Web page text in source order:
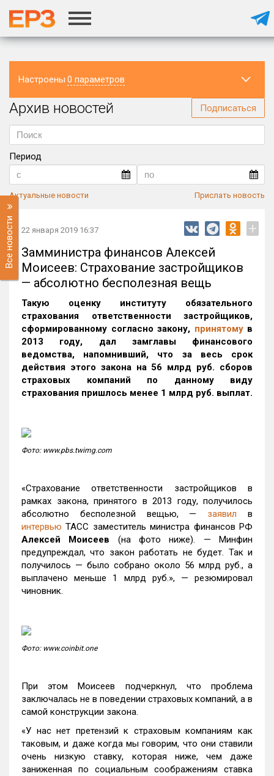
Настроены 0 параметров
Регион
Архив новостей Подписаться
Период
Актуальные новости Прислать новость
Все новости 22 января 2019 16:37 +
Замминистра финансов Алексей
Моисеев: Страхование застройщиков
— абсолютно бесполезная вещь
Такую оценку институту обязательного
страхования ответственности застройщиков,
сформированному согласно закону, принятомув
2013 году, дал замглавы финансового
ведомства, напомнивший, что за весь срок
действия этого закона на 56 млрд руб. сборов
страховых компаний по данному виду
страхования пришлось менее 1 млрд руб. выплат.
Фото: www.pbs.twimg.com
«Страхование ответственности застройщиков в
рамках закона, принятого в 2013 году, получилось
абсолютно бесполезной вещью, — заявил в
интервью ТАСС заместитель министра финансов РФ
Алексей Моисеев (на фото ниже). — Минфин
предупреждал, что закон работать не будет. Так и
получилось — было собрано около 56 млрд руб., а
выплачено меньше 1 млрд руб.», — резюмировал
чиновник.
Фото: www.coinbit.one
При этом Моисеев подчеркнул, что проблема
заключалась не в поведении страховых компаний, а в
самой конструкции закона.
«У нас нет претензий к страховым компаниям как
таковым, и даже когда мы говорим, что они ставили
очень низкую ставку, которая ниже, чем даже
заниженная по социальным соображениям ставка